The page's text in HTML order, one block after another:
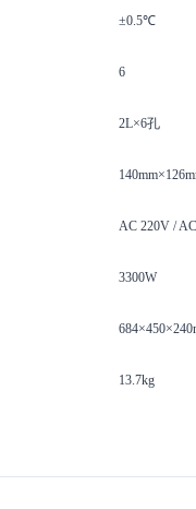
±0.5℃
6
2L×6孔
AC 220V /
3300W
13.7kg